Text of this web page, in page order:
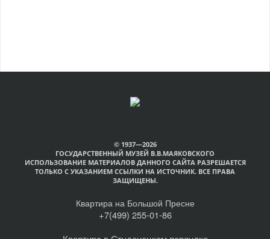
© 1937—2026
ГОСУДАРСТВЕННЫЙ МУЗЕЙ В.В.МАЯКОВСКОГО
ИСПОЛЬЗОВАНИЕ МАТЕРИАЛОВ ДАННОГО САЙТА РАЗРЕШАЕТСЯ
ТОЛЬКО С УКАЗАНИЕМ ССЫЛКИ НА ИСТОЧНИК. ВСЕ ПРАВА
ЗАЩИЩЕНЫ.
Квартира на Большой Пресне
+7(499) 255-01-86